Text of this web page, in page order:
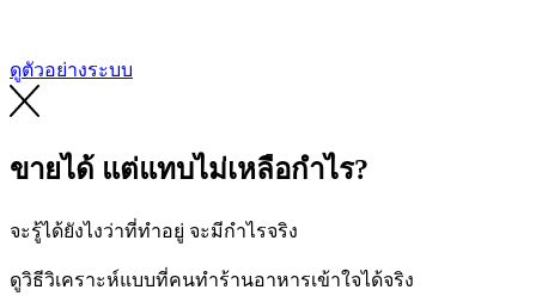
ดูตัวอย่างระบบ
ขายได้ แต่แทบไม่เหลือกำไร?
จะรู้ได้ยังไงว่าที่ทำอยู่ จะมีกำไรจริง
ดูวิธีวิเคราะห์แบบที่คนทำร้านอาหารเข้าใจได้จริง